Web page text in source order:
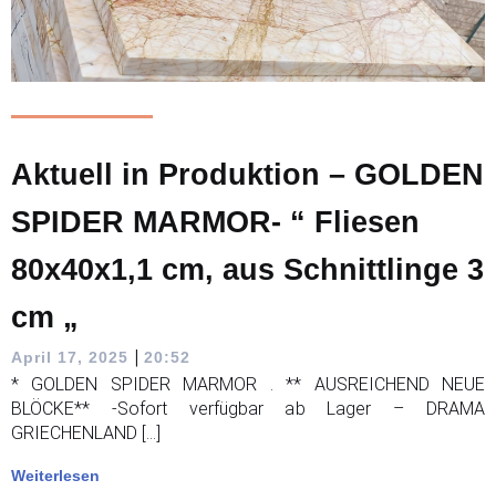
Aktuell in Produktion – GOLDEN
SPIDER MARMOR- “ Fliesen
80x40x1,1 cm, aus Schnittlinge 3
cm „
April 17, 2025 | 20:52
* GOLDEN SPIDER MARMOR . ** AUSREICHEND NEUE
BLÖCKE** -Sofort verfügbar ab Lager – DRAMA
GRIECHENLAND […]
Weiterlesen